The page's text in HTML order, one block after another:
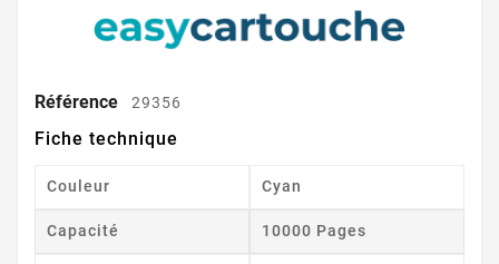
Référence 29356
Fiche technique
Couleur Cyan
Capacité 10000 Pages